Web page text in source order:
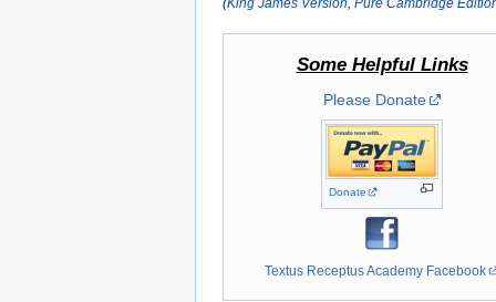
(King James Version Pure Cambridge
Some Helpful Links
Please Donate
Donate
Textus Receptus Academy Facebook